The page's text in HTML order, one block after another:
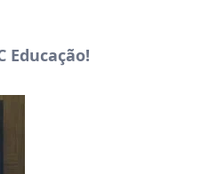
Educação!